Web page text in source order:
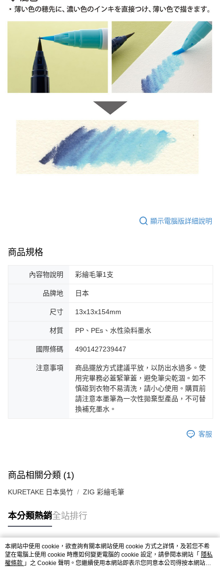
顯示電腦版詳細說明
商品規格
內容物說明 彩繪毛筆1支
品牌地 日本
尺寸 13x13x154mm
材質 PP、PEs、水性染料墨水
國際條碼 4901427239447
注意事項
商品擺放方式建議平放，以防出水過多。使
用完畢務必蓋緊筆蓋，避免筆尖乾涸。如不
慎碰到衣物不易清洗，請小心使用。購買前
請注意本墨筆為一次性拋棄型產品，不可替
換補充墨水。
客服
商品相關分類 (1)
KURETAKE 日本吳竹 ZIG 彩繪毛筆
本分類熱銷全站排行
熱門標籤
本網站中使用 cookie，欲查詢有關本網站使用 cookie 方式之詳情，及若您不希
望在電腦上使用 cookie 時應如何變更電腦的 cookie 設定，請參閱本網站「 隱私
權條款 」之 Cookie 聲明。您繼續使用本網站即表示您同意本公司得按本網站使